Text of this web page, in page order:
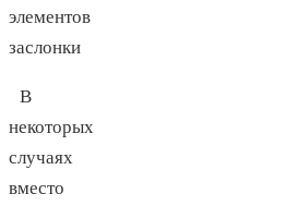
элементов
заслонки
В
некоторых
случаях
вместо